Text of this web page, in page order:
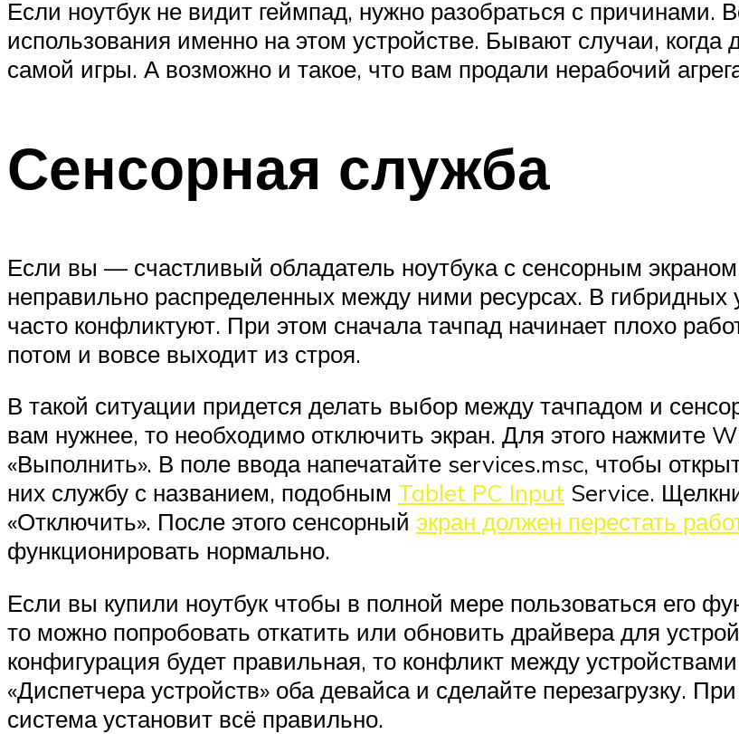
Если ноутбук не видит геймпад, нужно разобраться с причинами.
использования именно на этом устройстве. Бывают случаи, когда
самой игры. А возможно и такое, что вам продали нерабочий
Сенсорная служба
Если вы — счастливый обладатель ноутбука с сенсорным
неправильно распределенных между ними ресурсах. В гибридных
часто конфликтуют. При этом сначала тачпад начинает плохо
потом и вовсе выходит из строя.
В такой ситуации придется делать выбор между тачпадом и
вам нужнее, то необходимо отключить экран. Для этого нажмите
«Выполнить». В поле ввода напечатайте services.msc, чтобы
них службу с названием, подобным Tablet PC Input Service.
«Отключить». После этого сенсорный экран должен перестать
функционировать нормально.
Если вы купили ноутбук чтобы в полной мере пользоваться его
то можно попробовать откатить или обновить драйвера для
конфигурация будет правильная, то конфликт между
«Диспетчера устройств» оба девайса и сделайте перезагрузку.
система установит всё правильно.